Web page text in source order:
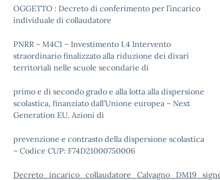
OGGETTO : Decreto di conferimento per l’incarico
individuale di collaudatore
PNRR – M4C1 – Investimento 1.4 Intervento
straordinario finalizzato alla riduzione dei divari
territoriali nelle scuole secondarie di
primo e di secondo grado e alla lotta alla dispersione
scolastica, finanziato dall’Unione europea – Next
Generation EU. Azioni di
prevenzione e contrasto della dispersione scolastica
– Codice CUP: F74D21000750006